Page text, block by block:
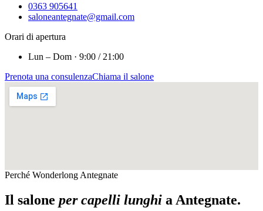
0363 905641
saloneantegnate@gmail.com
Orari di apertura
Lun – Dom · 9:00 / 21:00
Prenota una consulenzaChiama il salone
Perché Wonderlong Antegnate
Il salone per capelli lunghi a Antegnate.